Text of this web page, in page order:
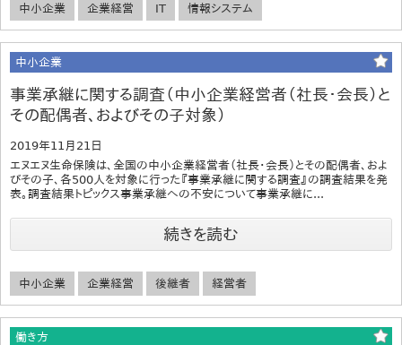
中小企業 企業経営 IT 情報システム
中小企業
事業承継に関する調査（中小企業経営者（社長・会長）と
その配偶者、およびその子対象）
2019年11月21日
エヌエヌ生命保険は、全国の中小企業経営者（社長・会長）とその配偶者、およ
びその子、各500人を対象に行った『事業承継に関する調査』の調査結果を発
表。調査結果トピックス事業承継への不安について事業承継に...
続きを読む
中小企業 企業経営 後継者 経営者
働き方